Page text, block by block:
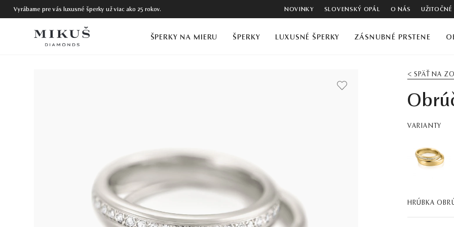
Vyrábame pre vás luxusné šperky už viac ako 25 rokov. NOVINKY SLOVENSKÝ OPÁL O NÁS
ŠPERKY NA MIERU ŠPERKY LUXUSNÉ ŠPERKY ZÁSNUBNÉ PRSTENE
< SPÄŤ NA
VARIANTY
HRÚBKA